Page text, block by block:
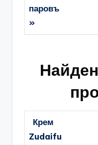
паровъ
»
Крем
Zudaifu